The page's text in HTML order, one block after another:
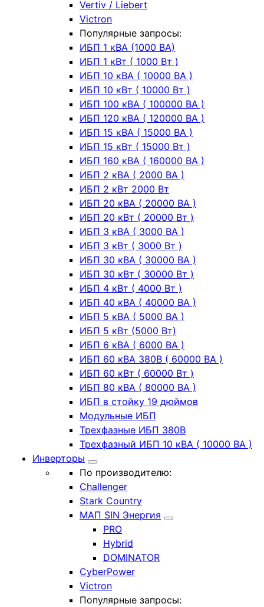
Vertiv / Liebert
Victron
Популярные запросы:
ИБП 1 кВА (1000 ВА)
ИБП 1 кВт ( 1000 Вт )
ИБП 10 кВА ( 10000 ВА )
ИБП 10 кВт ( 10000 Вт )
ИБП 100 кВА ( 100000 ВА )
ИБП 120 кВА ( 120000 ВА )
ИБП 15 кВА ( 15000 ВА )
ИБП 15 кВт ( 15000 Вт )
ИБП 160 кВА ( 160000 ВА )
ИБП 2 кВА ( 2000 ВА )
ИБП 2 кВт 2000 Вт
ИБП 20 кВА ( 20000 ВА )
ИБП 20 кВт ( 20000 Вт )
ИБП 3 кВА ( 3000 ВА )
ИБП 3 кВт ( 3000 Вт )
ИБП 30 кВА ( 30000 ВА )
ИБП 30 кВт ( 30000 Вт )
ИБП 4 кВт ( 4000 Вт )
ИБП 40 кВА ( 40000 ВА )
ИБП 5 кВА ( 5000 ВА )
ИБП 5 кВт (5000 Вт)
ИБП 6 кВА ( 6000 ВА )
ИБП 60 кВА 380В ( 60000 ВА )
ИБП 60 кВт ( 60000 Вт )
ИБП 80 кВА ( 80000 ВА )
ИБП в стойку 19 дюймов
Модульные ИБП
Трехфазные ИБП 380В
Трехфазный ИБП 10 кВА ( 10000 ВА )
Инверторы
По производителю:
Challenger
Stark Country
МАП SIN Энергия
PRO
Hybrid
DOMINATOR
CyberPower
Victron
Популярные запросы: